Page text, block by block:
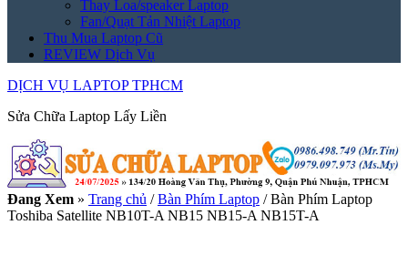
Thay Loa/speaker Laptop
Fan/Quạt Tản Nhiệt Laptop
Thu Mua Laptop Cũ
REVIEW Dịch Vụ
DỊCH VỤ LAPTOP TPHCM
Sửa Chữa Laptop Lấy Liền
Đang Xem » Trang chủ / Bàn Phím Laptop /Bàn Phím Laptop
Toshiba Satellite NB10T-A NB15 NB15-A NB15T-A